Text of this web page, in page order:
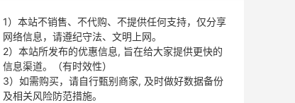
1）本站不销售、不代购、不提供任何支持，仅分享
网络信息，请遵纪守法、文明上网。
2）本站所发布的优惠信息, 旨在给大家提供更快的
信息渠道。（有时效性）
3）如需购买，请自行甄别商家, 及时做好数据备份
及相关风险防范措施。